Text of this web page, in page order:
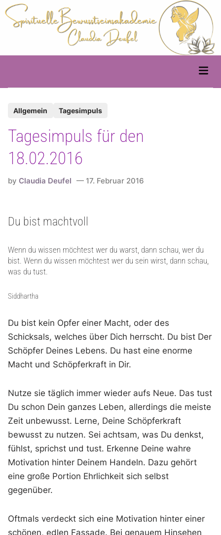
Skip
to
content
Main
t
e
d
Allgemein Tagesimpuls
Tagesimpuls für den
18.02.2016
byClaudia Deufel 17. Februar 2016
Du bist machtvoll
Wenn du wissen möchtest wer du warst, dann schau, wer du
bist. Wenn du wissen möchtest wer du sein wirst, dann schau,
was du tust.
Siddhartha
Du bist kein Opfer einer Macht, oder des
Schicksals, welches über Dich herrscht. Du bist Der
Schöpfer Deines Lebens. Du hast eine enorme
Macht und Schöpferkraft in Dir.
Nutze sie täglich immer wieder aufs Neue. Das tust
Du schon Dein ganzes Leben, allerdings die meiste
Zeit unbewusst. Lerne, Deine Schöpferkraft
bewusst zu nutzen. Sei achtsam, was Du denkst,
fühlst, sprichst und tust. Erkenne Deine wahre
Motivation hinter Deinem Handeln. Dazu gehört
eine große Portion Ehrlichkeit sich selbst
gegenüber.
Oftmals verdeckt sich eine Motivation hinter einer
schönen, edlen Fassade. Bei genauem Hinsehen